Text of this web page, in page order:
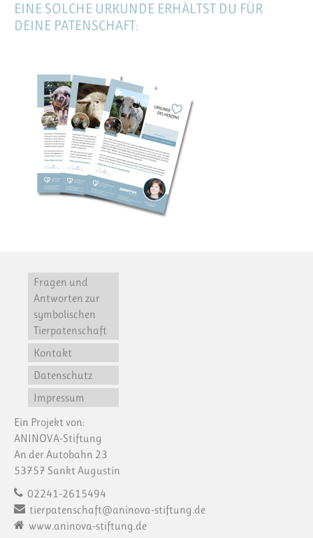
EINE SOLCHE URKUNDE ERHÄLTST DU FÜR
DEINE PATENSCHAFT:
Fragen und
Antworten zur
symbolischen
Tierpatenschaft
Kontakt
Datenschutz
Impressum
Ein Projekt von:
ANINOVA-Stiftung
An der Autobahn 23
53757 Sankt Augustin
02241-2615494
tierpatenschaft@aninova-stiftung.de
www.aninova-stiftung.de